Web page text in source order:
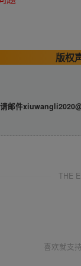
版权
邮件
THE
喜欢就支